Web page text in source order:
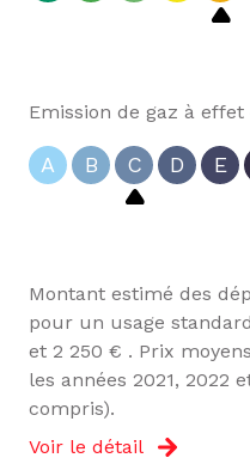
Emission de gaz à effet
A B C D E
Montant estimé des
pour un usage
et 2 250 € . Prix
les années 2021, 2022
compris).
Voir le détail